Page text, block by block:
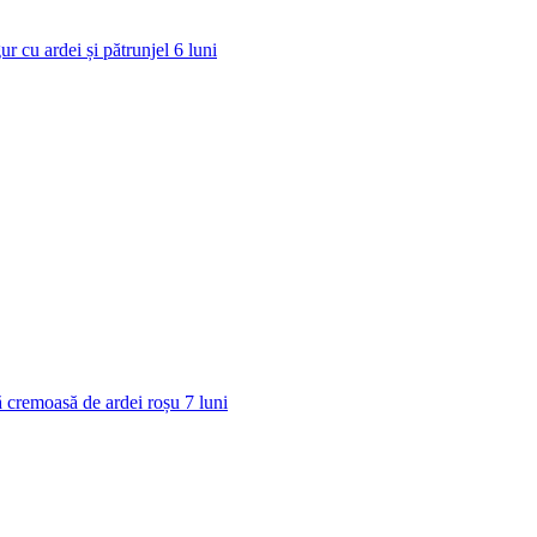
cu ardei și pătrunjel 6 luni
cremoasă de ardei roșu 7 luni